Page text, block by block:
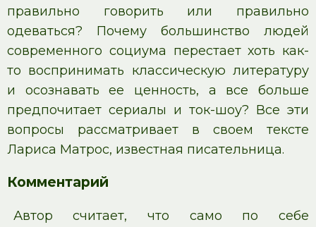
правильно говорить или правильно
одеваться? Почему большинство людей
современного социума перестает хоть как-
то воспринимать классическую литературу
и осознавать ее ценность, а все больше
предпочитает сериалы и ток-шоу? Все эти
вопросы рассматривает в своем тексте
Лариса Матрос, известная писательница.
Комментарий
Автор считает, что само по себе